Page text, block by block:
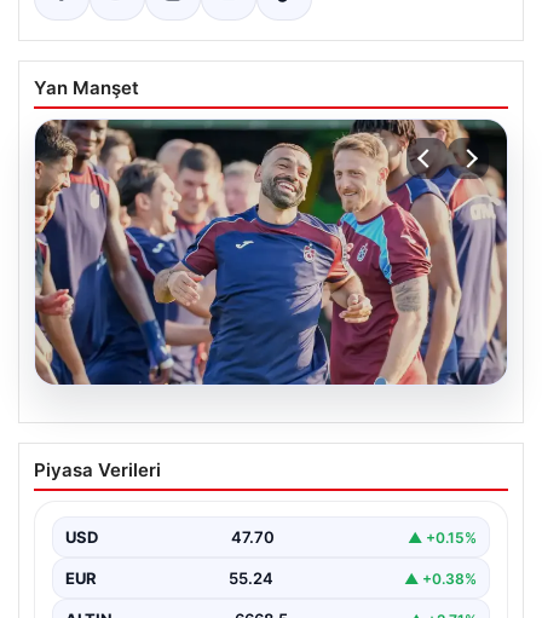
Yan Manşet
06.08.2026
Mohamed Salah, Trabzonspor’la İlk
Antrenmanına Çıktı
mavili formayla ilk resmi idmanına katıldı. Sezon öncesi
hazırlıklarının…
Piyasa Verileri
USD 47.70 ▲ +0.15%
EUR 55.24 ▲ +0.38%